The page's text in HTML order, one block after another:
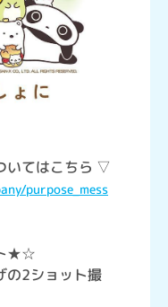
いてはこちら ▽
purpose_mess
★☆
の2ショット撮